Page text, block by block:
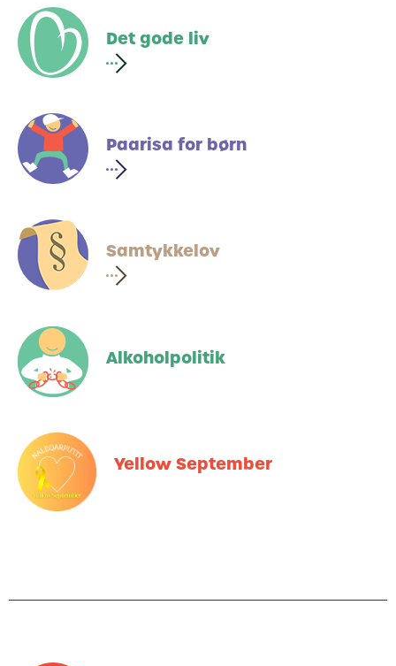
Det gode liv
Paarisa for børn
Samtykkelov
Alkoholpolitik
Yellow September